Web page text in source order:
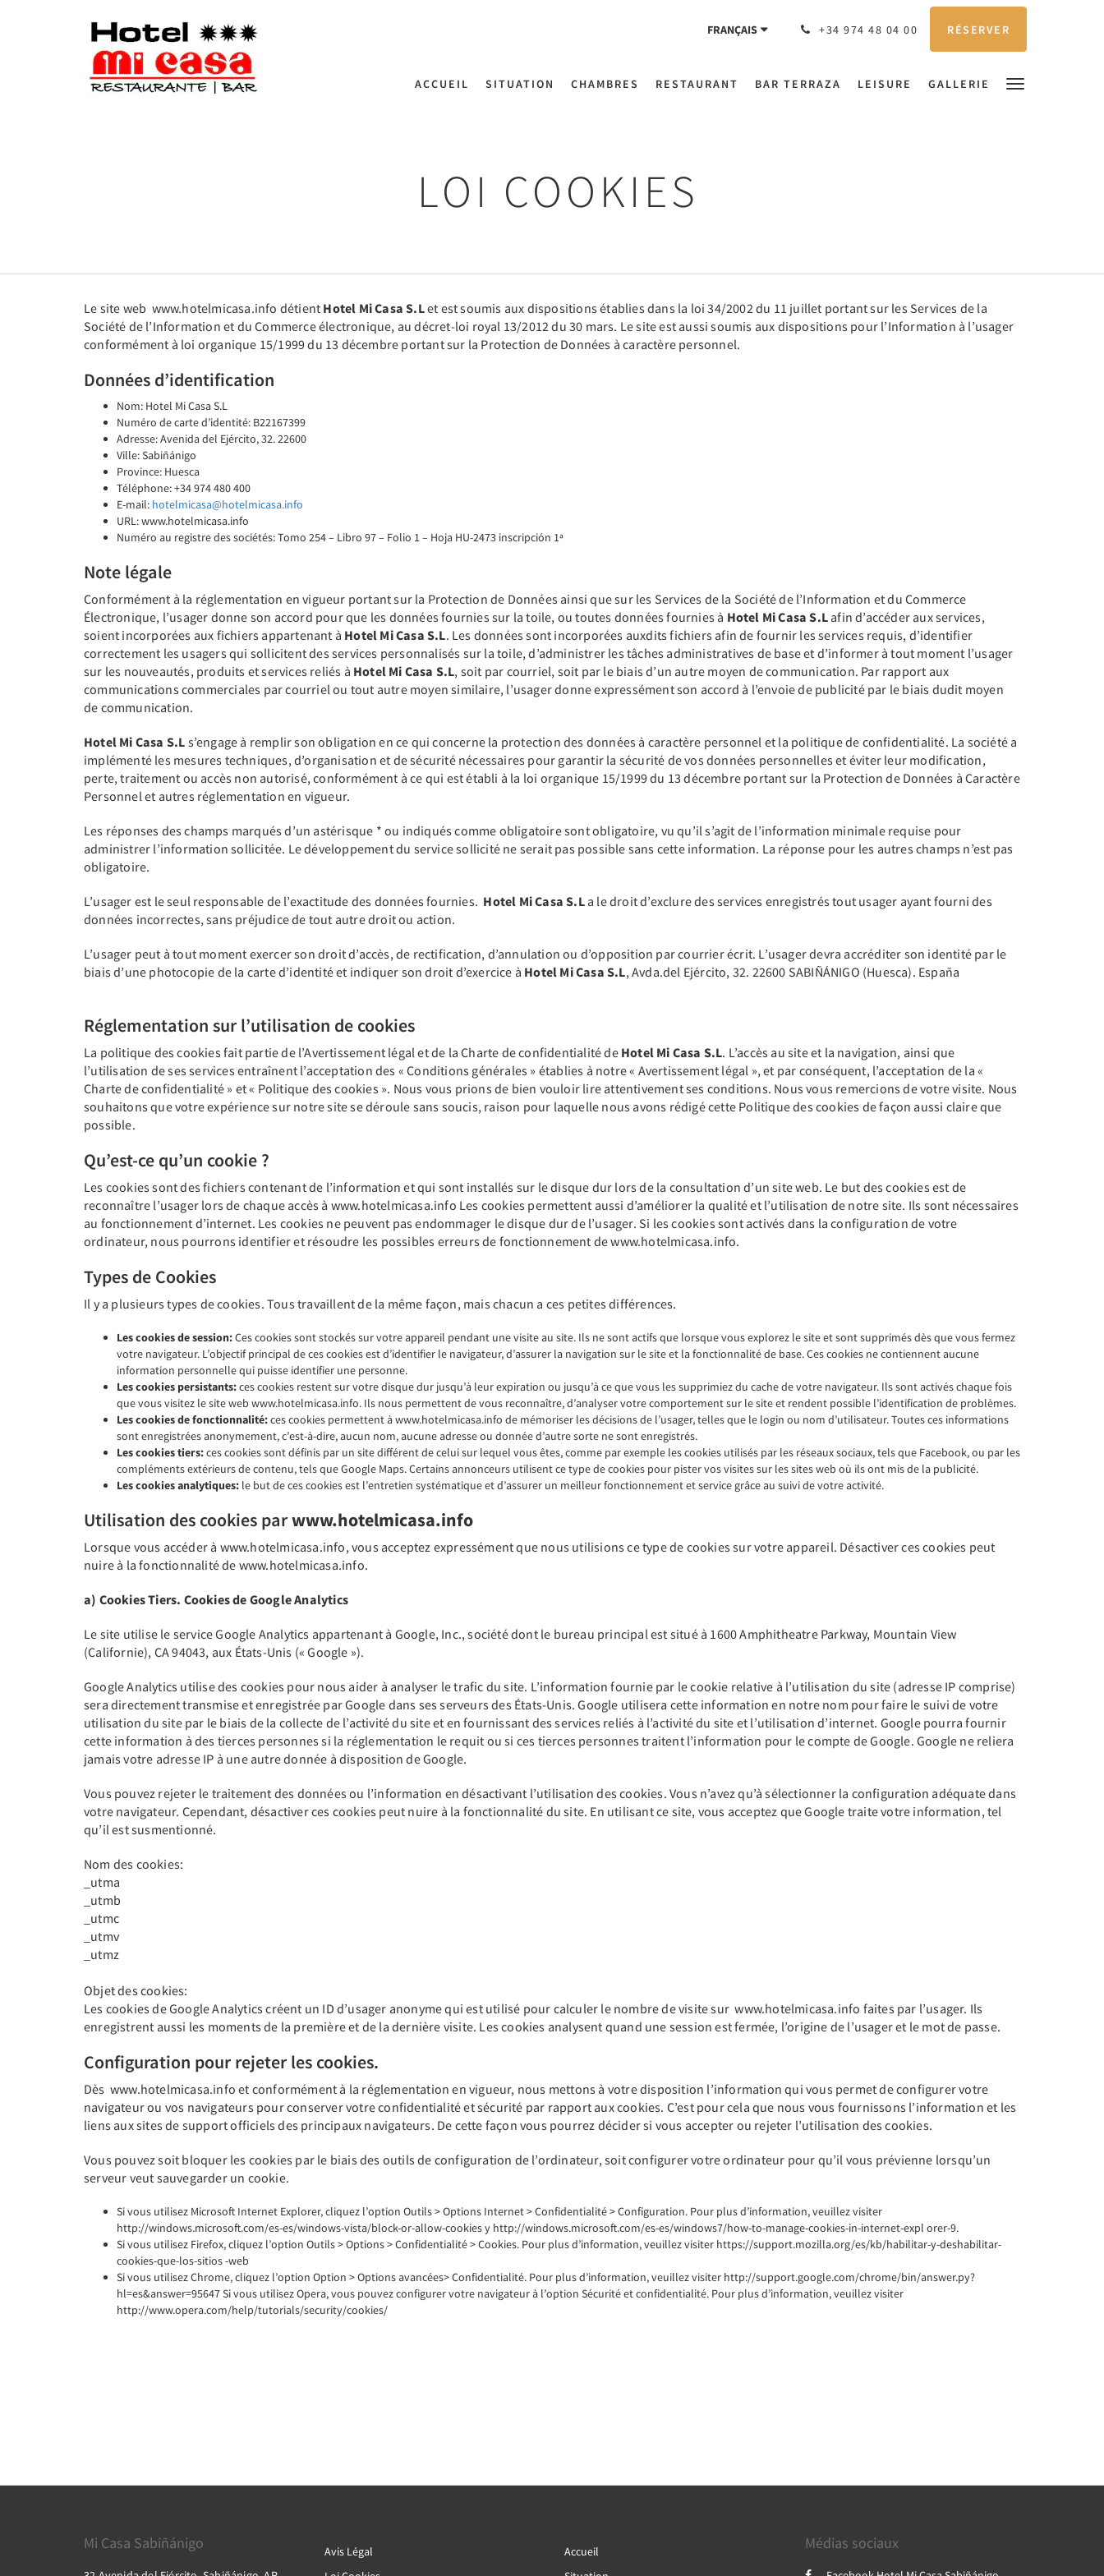
FRANÇAIS +34 974 48 04 00 RÉSERVER
ACCUEIL SITUATION CHAMBRES RESTAURANT BAR TERRAZA LEISURE GALLERIE
LOI COOKIES
Le site web www.hotelmicasa.info détient Hotel Mi Casa S.Let est soumis aux dispositions établies dans la loi 34/2002 du 11 juillet portant sur les Services de la
Société de l’Information et du Commerce électronique, au décret-loi royal 13/2012 du 30 mars. Le site est aussi soumis aux dispositions pour l’Information à l’usager
conformément à loi organique 15/1999 du 13 décembre portant sur la Protection de Données à caractère personnel.
Données d’identification
Nom: Hotel Mi Casa S.L
Numéro de carte d’identité: B22167399
Adresse: Avenida del Ejército, 32. 22600
Ville: Sabiñánigo
Province: Huesca
Téléphone: +34 974 480 400
E-mail: hotelmicasa@hotelmicasa.info
URL: www.hotelmicasa.info
Numéro au registre des sociétés: Tomo 254 – Libro 97 – Folio 1 – Hoja HU-2473 inscripción 1ª
Note légale
Conformément à la réglementation en vigueur portant sur la Protection de Données ainsi que sur les Services de la Société de l’Information et du Commerce
Électronique, l’usager donne son accord pour que les données fournies sur la toile, ou toutes données fournies à Hotel Mi Casa S.L afin d’accéder aux services,
soient incorporées aux fichiers appartenant à Hotel Mi Casa S.L. Les données sont incorporées auxdits fichiers afin de fournir les services requis, d’identifier
correctement les usagers qui sollicitent des services personnalisés sur la toile, d’administrer les tâches administratives de base et d’informer à tout moment l’usager
sur les nouveautés, produits et services reliés à Hotel Mi Casa S.L, soit par courriel, soit par le biais d’un autre moyen de communication. Par rapport aux
communications commerciales par courriel ou tout autre moyen similaire, l’usager donne expressément son accord à l’envoie de publicité par le biais dudit moyen
de communication.
Hotel Mi Casa S.L s’engage à remplir son obligation en ce qui concerne la protection des données à caractère personnel et la politique de confidentialité. La société a
implémenté les mesures techniques, d’organisation et de sécurité nécessaires pour garantir la sécurité de vos données personnelles et éviter leur modification,
perte, traitement ou accès non autorisé, conformément à ce qui est établi à la loi organique 15/1999 du 13 décembre portant sur la Protection de Données à Caractère
Personnel et autres réglementation en vigueur.
Les réponses des champs marqués d’un astérisque * ou indiqués comme obligatoire sont obligatoire, vu qu’il s’agit de l’information minimale requise pour
administrer l’information sollicitée. Le développement du service sollicité ne serait pas possible sans cette information. La réponse pour les autres champs n’est pas
obligatoire.
L’usager est le seul responsable de l’exactitude des données fournies. Hotel Mi Casa S.La le droit d’exclure des services enregistrés tout usager ayant fourni des
données incorrectes, sans préjudice de tout autre droit ou action.
L’usager peut à tout moment exercer son droit d’accès, de rectification, d’annulation ou d’opposition par courrier écrit. L’usager devra accréditer son identité par le
biais d’une photocopie de la carte d’identité et indiquer son droit d’exercice à Hotel Mi Casa S.L, Avda.del Ejército, 32. 22600 SABIÑÁNIGO (Huesca). España
Réglementation sur l’utilisation de cookies
La politique des cookies fait partie de l’Avertissement légal et de la Charte de confidentialité de Hotel Mi Casa S.L. L’accès au site et la navigation, ainsi que
l’utilisation de ses services entraînent l’acceptation des « Conditions générales » établies à notre « Avertissement légal », et par conséquent, l’acceptation de la «
Charte de confidentialité » et « Politique des cookies ». Nous vous prions de bien vouloir lire attentivement ses conditions. Nous vous remercions de votre visite. Nous
souhaitons que votre expérience sur notre site se déroule sans soucis, raison pour laquelle nous avons rédigé cette Politique des cookies de façon aussi claire que
possible.
Qu’est-ce qu’un cookie ?
Les cookies sont des fichiers contenant de l’information et qui sont installés sur le disque dur lors de la consultation d’un site web. Le but des cookies est de
reconnaître l’usager lors de chaque accès à www.hotelmicasa.info Les cookies permettent aussi d’améliorer la qualité et l’utilisation de notre site. Ils sont nécessaires
au fonctionnement d’internet. Les cookies ne peuvent pas endommager le disque dur de l’usager. Si les cookies sont activés dans la configuration de votre
ordinateur, nous pourrons identifier et résoudre les possibles erreurs de fonctionnement de www.hotelmicasa.info.
Types de Cookies
Il y a plusieurs types de cookies. Tous travaillent de la même façon, mais chacun a ces petites différences.
Les cookies de session:Ces cookies sont stockés sur votre appareil pendant une visite au site. Ils ne sont actifs que lorsque vous explorez le site et sont supprimés dès que vous fermez
votre navigateur. L’objectif principal de ces cookies est d’identifier le navigateur, d’assurer la navigation sur le site et la fonctionnalité de base. Ces cookies ne contiennent aucune
information personnelle qui puisse identifier une personne.
Les cookies persistants:ces cookies restent sur votre disque dur jusqu’à leur expiration ou jusqu’à ce que vous les supprimiez du cache de votre navigateur. Ils sont activés chaque fois
que vous visitez le site web www.hotelmicasa.info. Ils nous permettent de vous reconnaître, d’analyser votre comportement sur le site et rendent possible l’identification de problèmes.
Les cookies de fonctionnalité:ces cookies permettent à www.hotelmicasa.info de mémoriser les décisions de l’usager, telles que le login ou nom d’utilisateur. Toutes ces informations
sont enregistrées anonymement, c’est-à-dire, aucun nom, aucune adresse ou donnée d’autre sorte ne sont enregistrés.
Les cookies tiers:ces cookies sont définis par un site différent de celui sur lequel vous êtes, comme par exemple les cookies utilisés par les réseaux sociaux, tels que Facebook, ou par les
compléments extérieurs de contenu, tels que Google Maps. Certains annonceurs utilisent ce type de cookies pour pister vos visites sur les sites web où ils ont mis de la publicité.
Les cookies analytiques: le but de ces cookies est l’entretien systématique et d’assurer un meilleur fonctionnement et service grâce au suivi de votre activité.
Utilisation des cookies parwww.hotelmicasa.info
Lorsque vous accéder à www.hotelmicasa.info, vous acceptez expressément que nous utilisions ce type de cookies sur votre appareil. Désactiver ces cookies peut
nuire à la fonctionnalité de www.hotelmicasa.info.
a) Cookies Tiers. Cookies de Google Analytics
Le site utilise le service Google Analytics appartenant à Google, Inc., société dont le bureau principal est situé à 1600 Amphitheatre Parkway, Mountain View
(Californie), CA 94043, aux États-Unis (« Google »).
Google Analytics utilise des cookies pour nous aider à analyser le trafic du site. L’information fournie par le cookie relative à l’utilisation du site (adresse IP comprise)
sera directement transmise et enregistrée par Google dans ses serveurs des États-Unis. Google utilisera cette information en notre nom pour faire le suivi de votre
utilisation du site par le biais de la collecte de l’activité du site et en fournissant des services reliés à l’activité du site et l’utilisation d’internet. Google pourra fournir
cette information à des tierces personnes si la réglementation le requit ou si ces tierces personnes traitent l’information pour le compte de Google. Google ne reliera
jamais votre adresse IP à une autre donnée à disposition de Google.
Vous pouvez rejeter le traitement des données ou l’information en désactivant l’utilisation des cookies. Vous n’avez qu’à sélectionner la configuration adéquate dans
votre navigateur. Cependant, désactiver ces cookies peut nuire à la fonctionnalité du site. En utilisant ce site, vous acceptez que Google traite votre information, tel
qu’il est susmentionné.
Nom des cookies:
_utma
_utmb
_utmc
_utmv
_utmz
Objet des cookies:
Les cookies de Google Analytics créent un ID d’usager anonyme qui est utilisé pour calculer le nombre de visite sur www.hotelmicasa.info faites par l’usager. Ils
enregistrent aussi les moments de la première et de la dernière visite. Les cookies analysent quand une session est fermée, l’origine de l’usager et le mot de passe.
Configuration pour rejeter les cookies.
Dès www.hotelmicasa.info et conformément à la réglementation en vigueur, nous mettons à votre disposition l’information qui vous permet de configurer votre
navigateur ou vos navigateurs pour conserver votre confidentialité et sécurité par rapport aux cookies. C’est pour cela que nous vous fournissons l’information et les
liens aux sites de support officiels des principaux navigateurs. De cette façon vous pourrez décider si vous accepter ou rejeter l’utilisation des cookies.
Vous pouvez soit bloquer les cookies par le biais des outils de configuration de l’ordinateur, soit configurer votre ordinateur pour qu’il vous prévienne lorsqu’un
serveur veut sauvegarder un cookie.
Si vous utilisez Microsoft Internet Explorer, cliquez l’option Outils > Options Internet > Confidentialité > Configuration. Pour plus d’information, veuillez visiter
http://windows.microsoft.com/es-es/windows-vista/block-or-allow-cookies y http://windows.microsoft.com/es-es/windows7/how-to-manage-cookies-in-internet-expl orer-9.
Si vous utilisez Firefox, cliquez l’option Outils > Options > Confidentialité > Cookies. Pour plus d’information, veuillez visiter https://support.mozilla.org/es/kb/habilitar-y-deshabilitar-
cookies-que-los-sitios -web
Si vous utilisez Chrome, cliquez l’option Option > Options avancées> Confidentialité. Pour plus d’information, veuillez visiter http://support.google.com/chrome/bin/answer.py?
hl=es&answer=95647 Si vous utilisez Opera, vous pouvez configurer votre navigateur à l’option Sécurité et confidentialité. Pour plus d’information, veuillez visiter
http://www.opera.com/help/tutorials/security/cookies/
Mi Casa Sabiñánigo
Avis Légal
Accueil
Médias sociaux